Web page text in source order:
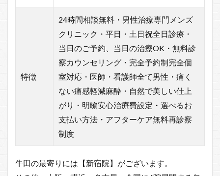
特徴
24時間相談無料・男性治療専門メンズ
クリニック・平日・土日祝全日診療・
当日のご予約、当日の治療OK・無料診
察カウンセリング・完全予約制完全個
室対応・医師・看護師全て男性・痛く
ない痛感軽減麻酔・自然で美しい仕上
がり・明瞭安心治療費設定・選べるお
支払い方法・アフターケア無料再診察
制度
牛田の最寄りには【新宿院】がございます。